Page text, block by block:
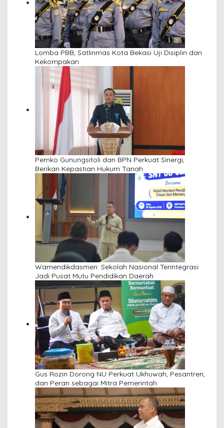
Lomba PBB, Satlinmas Kota Bekasi Uji Disiplin dan
Kekompakan
Pemko Gunungsitoli dan BPN Perkuat Sinergi,
Berikan Kepastian Hukum Tanah
Wamendikdasmen: Sekolah Nasional Terintegrasi
Jadi Pusat Mutu Pendidikan Daerah
Gus Rozin Dorong NU Perkuat Ukhuwah, Pesantren,
dan Peran sebagai Mitra Pemerintah